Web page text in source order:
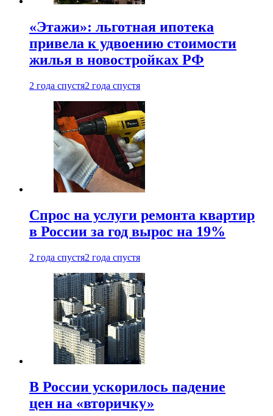
«Этажи»: льготная ипотека
привела к удвоению стоимости
жилья в новостройках РФ
2 года спустя2 года спустя
Спрос на услуги ремонта квартир
в России за год вырос на 19%
2 года спустя2 года спустя
В России ускорилось падение
цен на «вторичку»